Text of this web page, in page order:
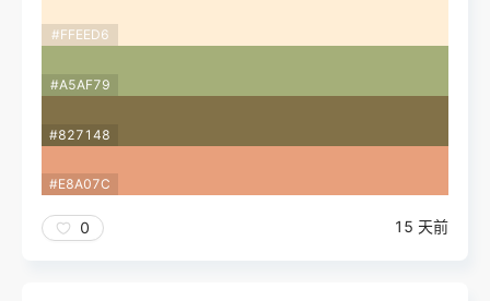
#FFEED6
#A5AF79
#827148
#E8A07C
0 15 天前